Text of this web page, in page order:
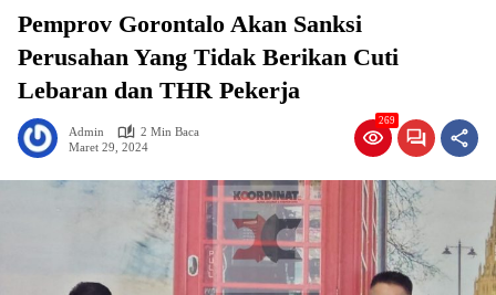
Pemprov Gorontalo Akan Sanksi
Perusahan Yang Tidak Berikan Cuti
Lebaran dan THR Pekerja
Admin
2 Min Baca
Maret 29, 2024
269